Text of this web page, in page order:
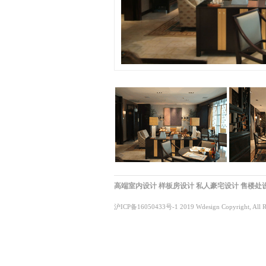
高端室内设计 样板房设计 私人豪宅设计 售楼处
沪ICP备16050433号-1 2019 Wdesign Copyright, All